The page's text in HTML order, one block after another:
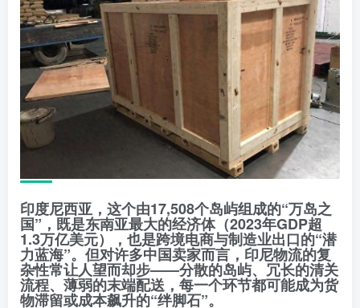
印度尼西亚，这个由17,508个岛屿组成的“万岛之
国”，既是东南亚最大的经济体（2023年GDP超
1.3万亿美元），也是跨境电商与制造业出口的“潜
力蓝海”。但对许多中国卖家而言，印尼物流的复
杂性常让人望而却步——分散的岛屿、冗长的清关
流程、薄弱的末端配送，每一个环节都可能成为货
物滞留或成本飙升的“绊脚石”。